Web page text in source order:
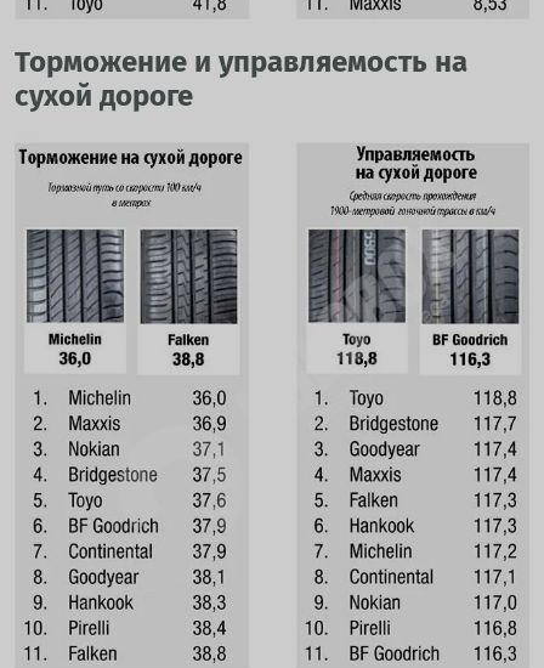
Торможение и управляемость на
сухой дороге